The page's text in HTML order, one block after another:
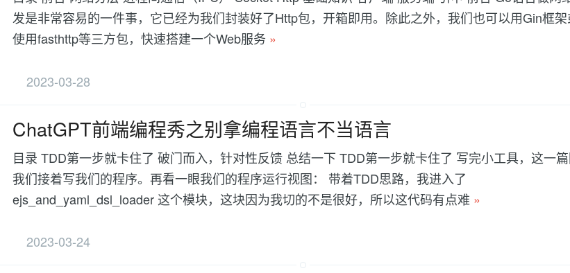
发是非常容易的一件事，它已经为我们封装好了Http包，开箱即用。除此之外，我们也可以用Gin框
使用fasthttp等三方包，快速搭建一个Web服务 »
2023-03-28
ChatGPT前端编程秀之别拿编程语言不当语言
目录 TDD第一步就卡住了 破门而入，针对性反馈 总结一下 TDD第一步就卡住了 写完小工具，这一
我们接着写我们的程序。再看一眼我们的程序运行视图： 带着TDD思路，我进入了
ejs_and_yaml_dsl_loader 这个模块，这块因为我切的不是很好，所以这代码有点难 »
2023-03-24